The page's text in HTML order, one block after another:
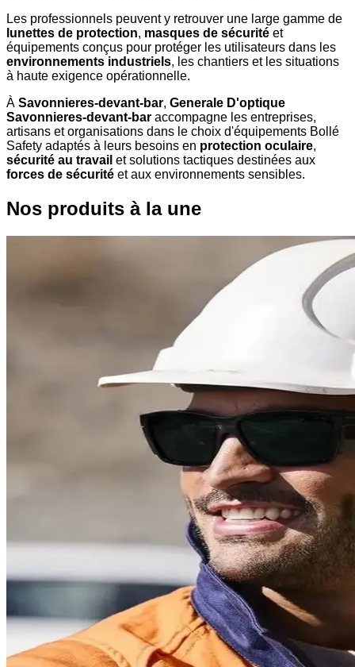
Les professionnels peuvent y retrouver une large gamme de
lunettes de protection, masques de sécurité et
équipements conçus pour protéger les utilisateurs dans les
environnements industriels, les chantiers et les situations
à haute exigence opérationnelle.
À Savonnieres-devant-bar, Generale D'optique
Savonnieres-devant-bar accompagne les entreprises,
artisans et organisations dans le choix d'équipements Bollé
Safety adaptés à leurs besoins en protection oculaire,
sécurité au travail et solutions tactiques destinées aux
forces de sécurité et aux environnements sensibles.
Nos produits à la une